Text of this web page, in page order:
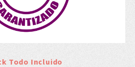
Todo Incluido